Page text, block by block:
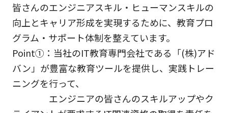
皆さんのエンジニアスキル・ヒューマンスキルの
向上とキャリア形成を実現するために、教育プロ
グラム・サポート体制を整えています。
Point①：当社のIT教育専門会社である「(株)アド
バン」が豊富な教育ツールを提供し、実践トレー
ニングを行って、
エンジニアの皆さんのスキルアップやク